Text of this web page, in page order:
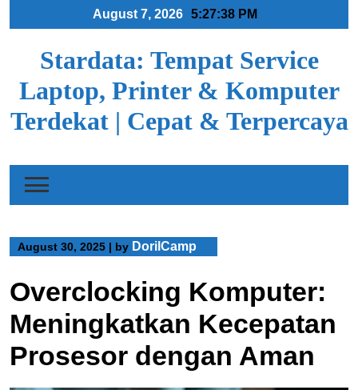
August 7, 2026 5:27:39 PM
Stardata: Tempat Service
Laptop, Printer & Komputer
Terdekat | Cepat & Terpercaya
August 30, 2025 | by DorilCamp
Overclocking Komputer:
Meningkatkan Kecepatan
Prosesor dengan Aman